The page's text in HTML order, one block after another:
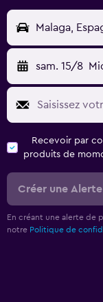
Malaga,
sam. 15/8
Recevoir par
produits de
Créer une
En créant une alerte de
notre Politique de